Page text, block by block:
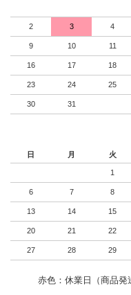
2 3 4
9 10 11
16 17 18
23 24 25
30 31
日 月 火
1
6 7 8
13 14 15
20 21 22
27 28 29
赤色：休業日（商品発